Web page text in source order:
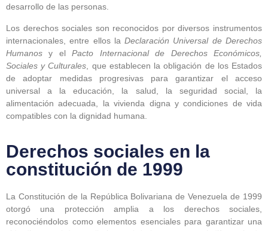
desarrollo de las personas.
Los derechos sociales son reconocidos por diversos instrumentos
internacionales, entre ellos laDeclaración Universal de Derechos
Humanos y elPacto Internacional de Derechos Económicos,
Sociales y Culturales , que establecen la obligación de los Estados
de adoptar medidas progresivas para garantizar el acceso
universal a la educación, la salud, la seguridad social, la
alimentación adecuada, la vivienda digna y condiciones de vida
compatibles con la dignidad humana.
Derechos sociales en la
constitución de 1999
La Constitución de la República Bolivariana de Venezuela de 1999
otorgó una protección amplia a los derechos sociales,
reconociéndolos como elementos esenciales para garantizar una